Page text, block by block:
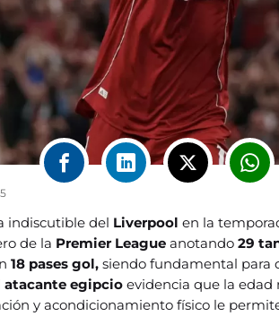
indiscutible del Liverpool en la
de la Premier League anotando29
18 pases gol, siendo fundamental para
atacante egipcio evidencia que la edad
y acondicionamiento físico le